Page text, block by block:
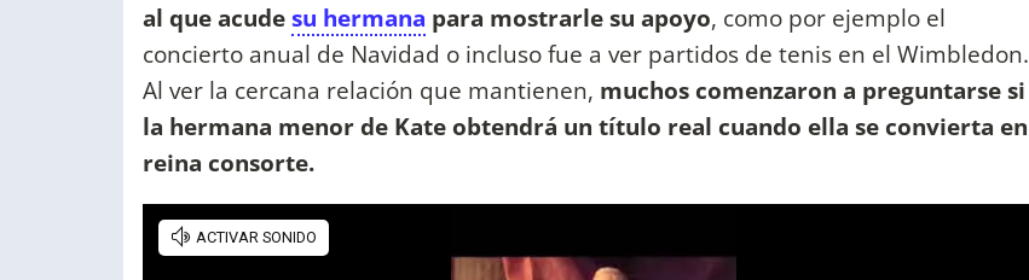
al que acudesu hermana para mostrarle su apoyo, como por ejemplo el
concierto anual de Navidad o incluso fue a ver partidos de tenis en el Wimbledon.
Al ver la cercana relación que mantienen, muchos comenzaron a preguntarse si
la hermana menor de Kate obtendrá un título real cuando ella se convierta en
reina consorte.